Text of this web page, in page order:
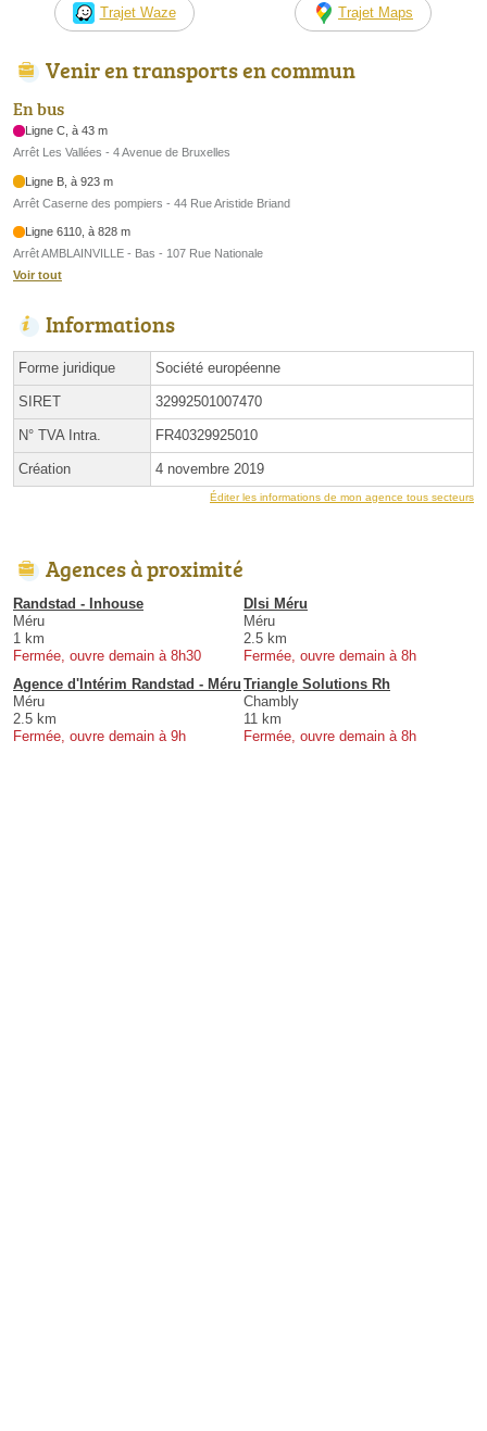
Trajet Waze Trajet Maps
Venir en transports en commun
En bus
Ligne C, à 43 m
Arrêt Les Vallées - 4 Avenue de Bruxelles
Ligne B, à 923 m
Arrêt Caserne des pompiers - 44 Rue Aristide Briand
Ligne 6110, à 828 m
Arrêt AMBLAINVILLE - Bas - 107 Rue Nationale
Voir tout
Informations
Forme juridique Société européenne
SIRET 32992501007470
N° TVA Intra. FR40329925010
Création 4 novembre 2019
Éditer les informations de mon agence tous secteurs
Agences à proximité
Randstad - Inhouse
Méru
1 km
Fermée, ouvre demain à 8h30
Dlsi Méru
Méru
2.5 km
Fermée, ouvre demain à 8h
Agence d'Intérim Randstad - Méru
Méru
2.5 km
Fermée, ouvre demain à 9h
Triangle Solutions Rh
Chambly
11 km
Fermée, ouvre demain à 8h